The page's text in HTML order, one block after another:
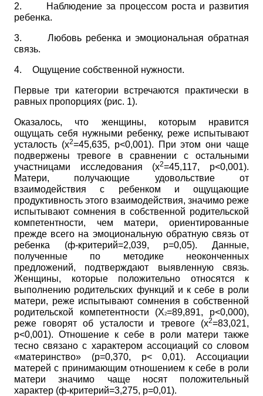
2.
Наблюдение за процессом роста и развития
ребенка.
3.
Любовь ребенка и эмоциональная обратная
связь.
4. Ощущение собственной нужности.
Первые три категории встречаются практически в
равных пропорциях (рис. 1).
Оказалось, что женщины, которым нравится
ощущать себя нужными ребенку, реже испытывают
усталость (х2=45,635, р<0,001). При этом они чаще
подвержены тревоге в сравнении с остальными
участницами исследования (х2=45,117, p<0,001).
Матери, получающие удовольствие от
взаимодействия с ребенком и ощущающие
продуктивность этого взаимодействия, значимо реже
испытывают сомнения в собственной родительской
компетентности, чем матери, ориентированные
прежде всего на эмоциональную обратную связь от
ребенка (ф-критерий=2,039, p=0,05).Данные,
полученные по методике неоконченных
предложений, подтверждают выявленную связь.
Женщины, которые положительно относятся к
выполнению родительских функций и к себе в роли
матери, реже испытывают сомнения в собственной
родительской компетентности (Х2=89,891, p<0,000),
реже говорят об усталости и тревоге (х2=83,021,
p<0,001). Отношение к себе в роли матери также
тесно связано с характером ассоциаций со словом
«материнство» (р=0,370, p<0,01). Ассоциации
матерей с принимающим отношением к себе в роли
матери значимо чаще носят положительный
характер (ф-критерий=3,275, p=0,01).